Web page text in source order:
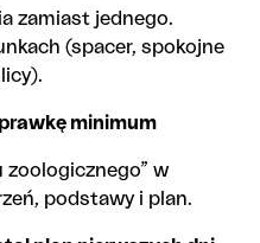
zamiast jednego.
(spacer, spokojne
minimum
zoologicznego” w
podstawy i plan.